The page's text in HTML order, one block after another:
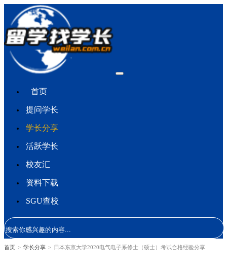
首页
提问学长
学长分享
活跃学长
校友汇
资料下载
SGU查校
首页 > 学长分享 > 日本东京大学2020电气电子系修士（硕士）考试合格经验分享